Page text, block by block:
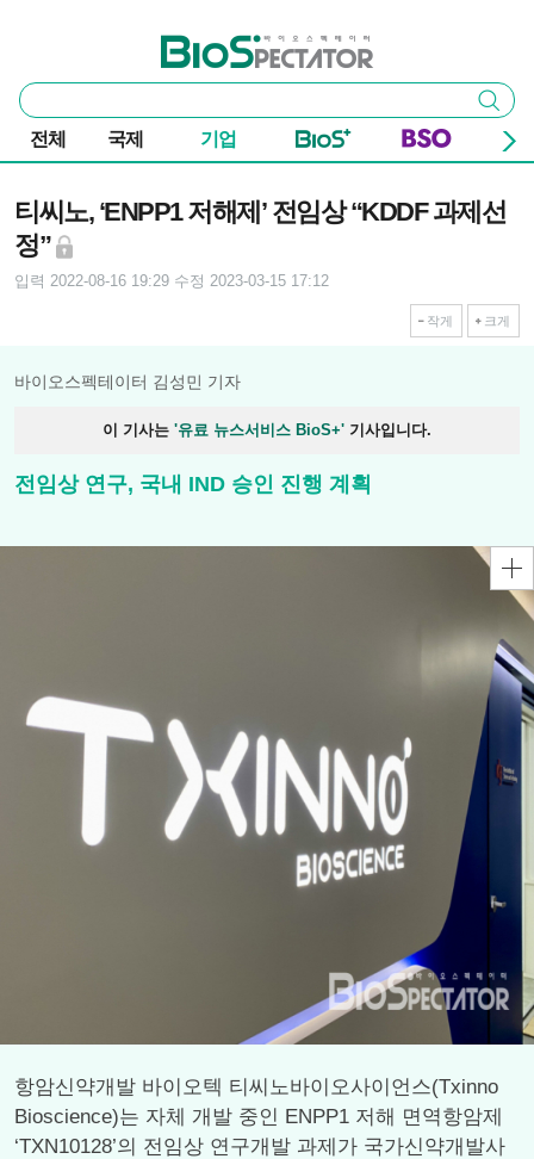
바이오스펙테이터
통
합
검
색
검색
전체 국제 기업
티씨노, ‘ENPP1 저해제’ 전임상 “KDDF 과제선
정”
입력 2022-08-16 19:29 수정 2023-03-15 17:12
작게 크게
바이오스펙테이터 김성민 기자
이 기사는 '유료 뉴스서비스 BioS+' 기사입니다.
전임상 연구, 국내 IND 승인 진행 계획
항암신약개발 바이오텍 티씨노바이오사이언스(Txinno
Bioscience)는 자체 개발 중인 ENPP1 저해 면역항암제
‘TXN10128’의 전임상 연구개발 과제가 국가신약개발사